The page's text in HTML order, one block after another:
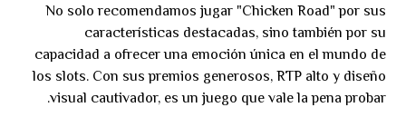
No solo recomendamos jugar "Chicken Road" por sus
características destacadas, sino también por su
capacidad a ofrecer una emoción única en el mundo de
los slots. Con sus premios generosos, RTP alto y diseño
visual cautivador, es un juego que vale la pena probar.